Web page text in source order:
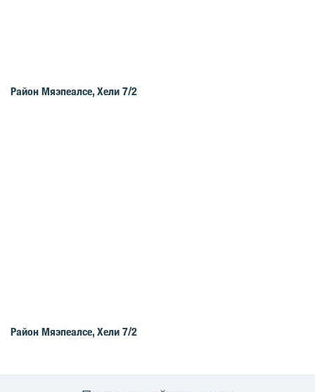
Район Мяэпеалсе, Хели 7/2
Район Мяэпеалсе, Хели 7/2